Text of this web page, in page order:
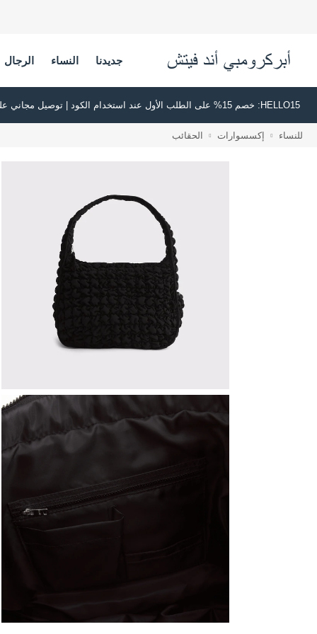
جديدنا النساء الرجال
HELLO15: خصم 15% على الطلب الأول عند استخدام الكود | توصيل مجاني على جميع الطلبات بقيمة 500 ريال سعودي أو أكثر | اشترِ الآن وادفع لاحقًا عبر تابي وتمارا
للنساء إكسسوارات الحقائب